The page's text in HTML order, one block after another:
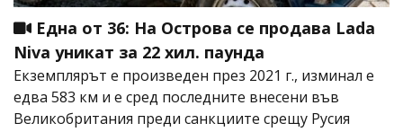
Една от 36: На Острова се продава Lada
Niva уникат за 22 хил. паунда
Екземплярът е произведен през 2021 г., изминал е
едва 583 км и е сред последните внесени във
Великобритания преди санкциите срещу Русия